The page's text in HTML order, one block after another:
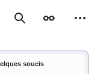
RechercherApparence
soucis